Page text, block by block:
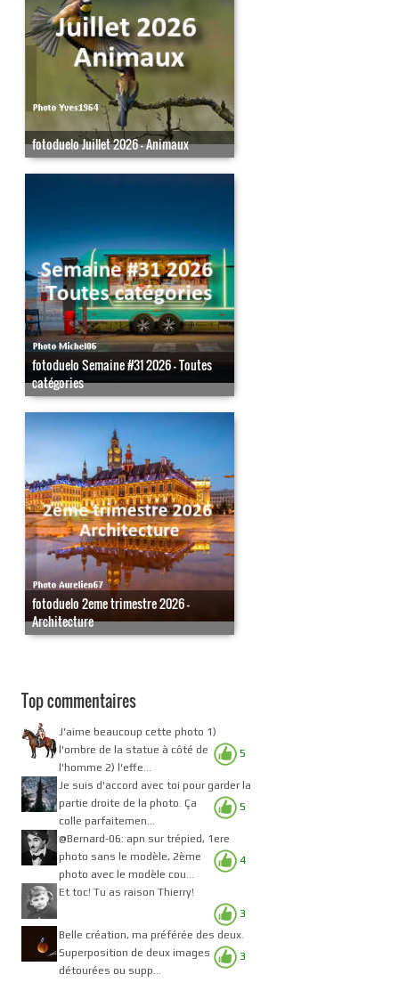
fotoduelo Juillet 2026 - Animaux
fotoduelo Semaine #31 2026 - Toutes
catégories
fotoduelo 2eme trimestre 2026 -
Architecture
Top commentaires
5
J'aime beaucoup cette photo 1)
l'ombre de la statue à côté de
l'homme 2) l'effe...
5
Je suis d'accord avec toi pour garder la
partie droite de la photo. Ça
colle parfaitemen...
4
@Bernard-06: apn sur trépied, 1ere
photo sans le modèle, 2ème
photo avec le modèle cou...
3
Et toc! Tu as raison Thierry!
3
Belle création, ma préférée des deux.
Superposition de deux images
détourées ou supp...